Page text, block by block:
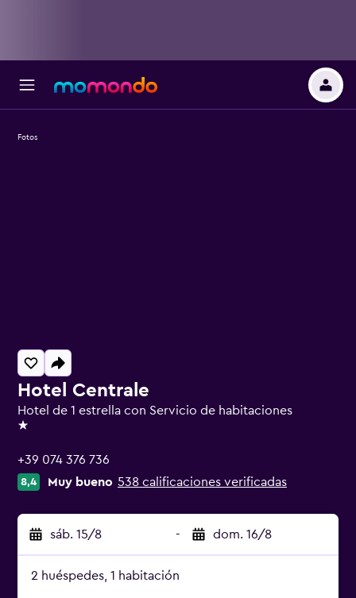
Hotel Centrale
Hotel de 1 estrella con Servicio de habitaciones
1 estrella
+39 074 376 736
8,4 Muy bueno 538 calificaciones verificadas
sáb. 15/8 - dom. 16/8
2 huéspedes, 1 habitación
Fotos